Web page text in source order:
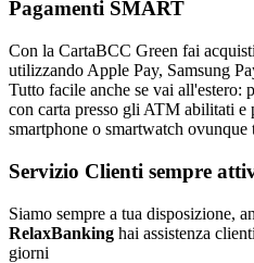
Pagamenti SMART
Con la CartaBCC Green fai
utilizzando Apple Pay, Samsung
Tutto facile anche se vai all'estero:
con carta presso gli ATM abilitati e
smartphone o smartwatch ovunque
Servizio Clienti sempre
Siamo sempre a tua disposizione,
RelaxBanking hai assistenza
giorni